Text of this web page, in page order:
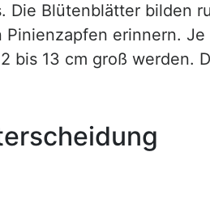
Die Blütenblätter bilden
Pinienzapfen erinnern.
bis 13 cm groß werden.